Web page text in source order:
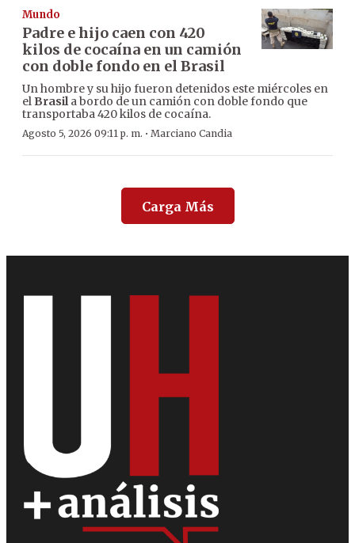
Mundo
Padre e hijo caen con 420
kilos de cocaína en un camión
con doble fondo en el Brasil
Un hombre y su hijo fueron detenidos este miércoles en
el Brasila bordo de un camión con doble fondo que
transportaba 420 kilos de cocaína.
Agosto 5, 2026 09:11 p. m. · Marciano Candia
Carga Más